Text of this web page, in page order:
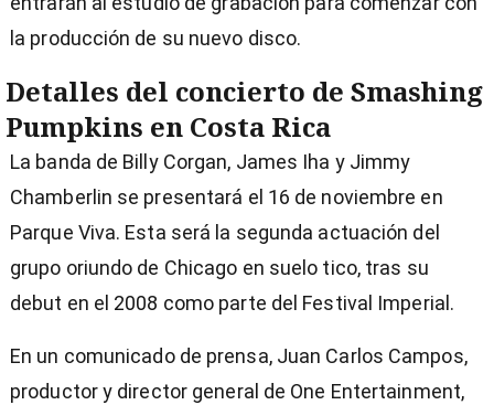
la producción de su nuevo disco.
Detalles del concierto de Smashing
Pumpkins en Costa Rica
La banda de Billy Corgan, James Iha y Jimmy
Chamberlin se presentará el 16 de noviembre en
Parque Viva. Esta será la segunda actuación del
grupo oriundo de Chicago en suelo tico, tras su
debut en el 2008 como parte del Festival Imperial.
En un comunicado de prensa, Juan Carlos Campos,
productor y director general de One Entertainment,